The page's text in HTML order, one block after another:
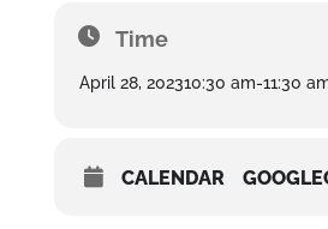
tendremos un cuento dirigido
bibliotecario. Los primeros
viernes 6 de enero a las 10:30a
Time
April 28, 202310:30 am-11:30
CALENDAR